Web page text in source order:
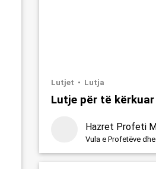
Lutjet Lutja
Lutje për të
Hazret Profeti
Vula e Profetëve